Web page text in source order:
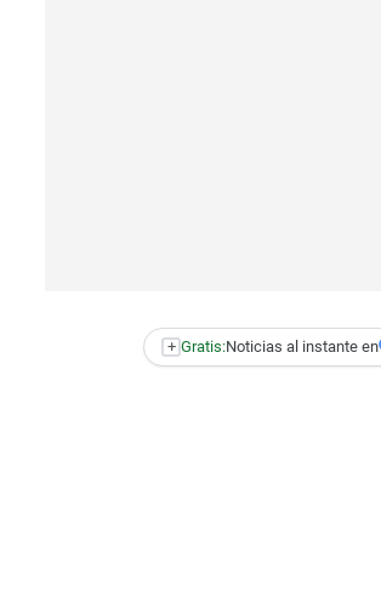
+ Gratis:Noticias al instante en